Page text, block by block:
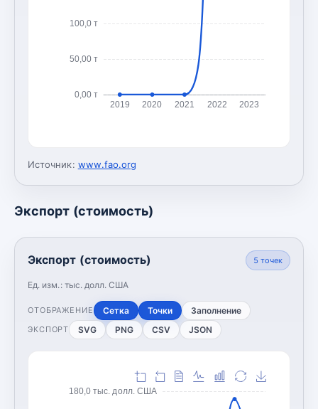
0,00 т
50,00 т
100,0 т
2019 2020 2021 2022 2023
Источник: www.fao.org
Экспорт (стоимость)
Экспорт (стоимость)
Ед. изм.: тыс. долл. США
5 точек
ОТОБРАЖЕНИЕ Сетка Точки Заполнение
ЭКСПОРТ SVG PNG CSV JSON
180,0 тыс. долл. США